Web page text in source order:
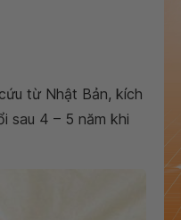
từ Nhật Bản, kích
sau 4 – 5 năm khi